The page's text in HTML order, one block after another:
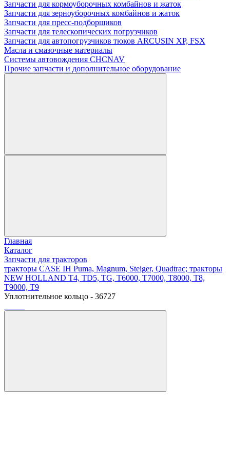
Запчасти для кормоуборочных комбайнов и жаток
Запчасти для зерноуборочных комбайнов и жаток
Запчасти для пресс-подборщиков
Запчасти для телескопических погрузчиков
Запчасти для автопогрузчиков тюков ARCUSIN XP, FSX
Масла и смазочные материалы
Системы автовождения CHCNAV
Прочие запчасти и дополнительное оборудование
Главная
Каталог
Запчасти для тракторов
тракторы CASE IH Puma, Magnum, Steiger, Quadtrac; тракторы
NEW HOLLAND T4, TD5, TG, T6000, T7000, T8000, T8,
T9000, T9
Уплотнительное кольцо - 36727